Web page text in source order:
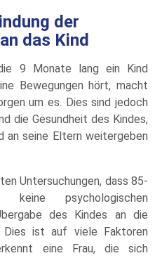
der
das Kind
9 Monate lang ein Kind
Bewegungen hört, macht
um es. Dies sind jedoch
die Gesundheit des Kindes,
an seine Eltern weitergeben
Untersuchungen, dass 85-
psychologischen
des Kindes an die
Dies ist auf viele Faktoren
eine Frau, die sich